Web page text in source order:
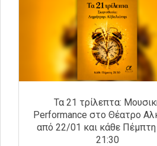
Τα 21 τρίλεπτα:
Performance στο Θέατρο
από 22/01 και κάθε Πέμπτη
21:30